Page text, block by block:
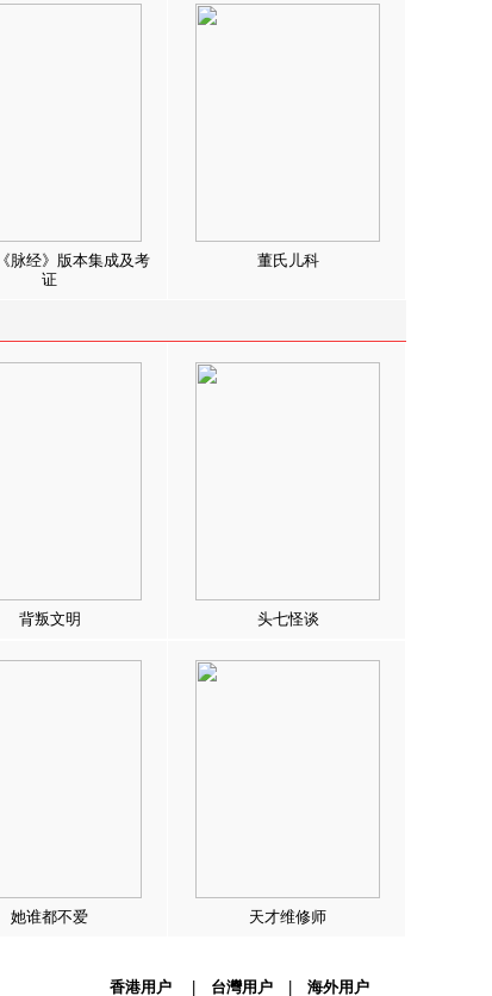
脉经》版本集成及考
证
董氏儿科
背叛文明 头七怪谈
她谁都不爱 天才维修师
香港用户| 台灣用户| 海外用户